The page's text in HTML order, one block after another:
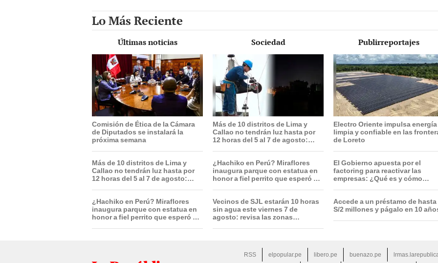
Lo Más Reciente
Últimas noticias
Comisión de Ética de la Cámara
de Diputados se instalará la
próxima semana
Más de 10 distritos de Lima y
Callao no tendrán luz hasta por
12 horas del 5 al 7 de agosto:
¿Hachiko en Perú? Miraflores
inaugura parque con estatua en
honor a fiel perrito que esperó a
Sociedad
Más de 10 distritos de Lima y
Callao no tendrán luz hasta por
12 horas del 5 al 7 de agosto:
¿Hachiko en Perú? Miraflores
inaugura parque con estatua en
honor a fiel perrito que esperó a
Vecinos de SJL estarán 10 horas
sin agua este viernes 7 de
agosto: revisa las zonas
Publirreportajes
Electro Oriente impulsa energía
limpia y confiable en las
de Loreto
El Gobierno apuesta por el
factoring para reactivar las
empresas: ¿Qué es y cómo
Accede a un préstamo de hasta
S/2 millones y págalo en 10
RSS elpopular.pe libero.pe buenazo.pe